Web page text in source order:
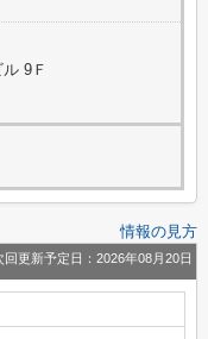
9Ｆ
情報の見方
回更新予定日：2026年08月20日